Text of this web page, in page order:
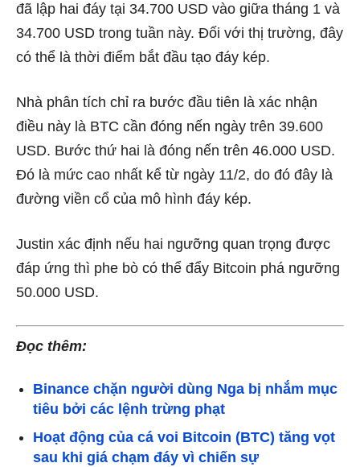
đã lập hai đáy tại 34.700 USD vào giữa tháng 1 và
34.700 USD trong tuần này. Đối với thị trường, đây
có thể là thời điểm bắt đầu tạo đáy kép.
Nhà phân tích chỉ ra bước đầu tiên là xác nhận
điều này là BTC cần đóng nến ngày trên 39.600
USD. Bước thứ hai là đóng nến trên 46.000 USD.
Đó là mức cao nhất kể từ ngày 11/2, do đó đây là
đường viền cổ của mô hình đáy kép.
Justin xác định nếu hai ngưỡng quan trọng được
đáp ứng thì phe bò có thể đẩy Bitcoin phá ngưỡng
50.000 USD.
Đọc thêm:
Binance chặn người dùng Nga bị nhắm mục
tiêu bởi các lệnh trừng phạt
Hoạt động của cá voi Bitcoin (BTC) tăng vọt
sau khi giá chạm đáy vì chiến sự